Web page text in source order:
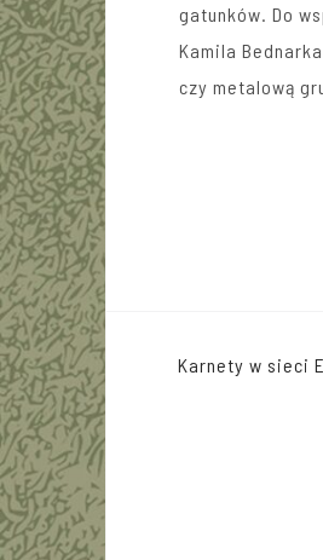
gatunków. Do
Kamila
czy metalową
Nawigacja
Karnety w sieci